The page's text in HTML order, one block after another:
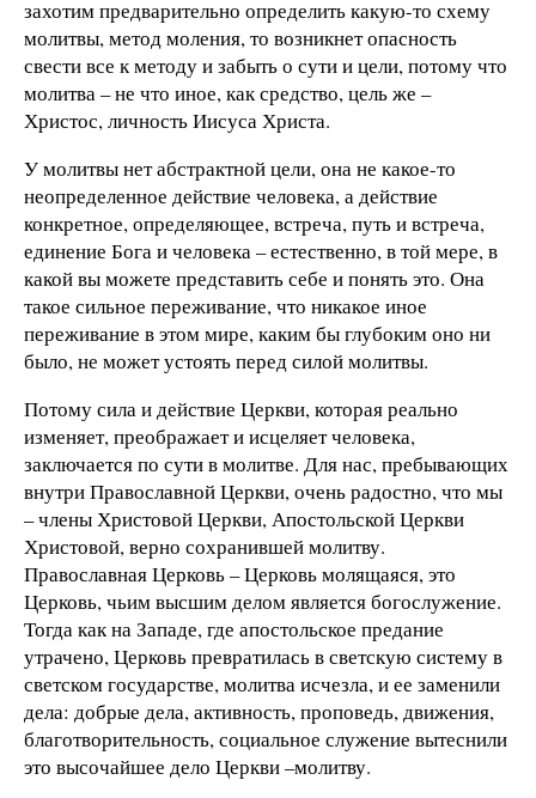
захотим предварительно определить какую-то схему
молитвы, метод моления, то возникнет опасность
свести все к методу и забыть о сути и цели, потому что
молитва – не что иное, как средство, цель же –
Христос, личность Иисуса Христа.
У молитвы нет абстрактной цели, она не какое-то
неопределенное действие человека, а действие
конкретное, определяющее, встреча, путь и встреча,
единение Бога и человека – естественно, в той мере, в
какой вы можете представить себе и понять это. Она
такое сильное переживание, что никакое иное
переживание в этом мире, каким бы глубоким оно ни
было, не может устоять перед силой молитвы.
Потому сила и действие Церкви, которая реально
изменяет, преображает и исцеляет человека,
заключается по сути в молитве. Для нас, пребывающих
внутри Православной Церкви, очень радостно, что мы
– члены Христовой Церкви, Апостольской Церкви
Христовой, верно сохранившей молитву.
Православная Церковь – Церковь молящаяся, это
Церковь, чьим высшим делом является богослужение.
Тогда как на Западе, где апостольское предание
утрачено, Церковь превратилась в светскую систему в
светском государстве, молитва исчезла, и ее заменили
дела: добрые дела, активность, проповедь, движения,
благотворительность, социальное служение вытеснили
это высочайшее дело Церкви –молитву.